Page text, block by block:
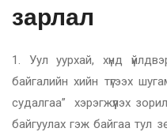
зарлал
1.
Уул уурхай, хүнд
байгалийн хийн түгээх
судалгаа” хэрэгжүүлэх
байгуулах гэж байгаа тул